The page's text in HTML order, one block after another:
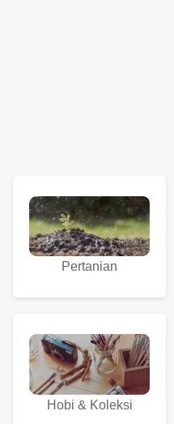
Pertanian
Hobi & Koleksi